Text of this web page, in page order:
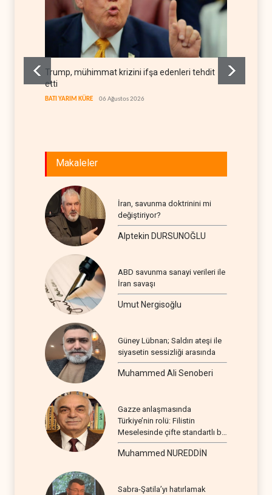
Trump, mühimmat krizini ifşa edenleri tehdit
etti
BATI YARIM KÜRE 06 Ağustos 2026
Makaleler
İran, savunma doktrinini mi
değiştiriyor?
Alptekin DURSUNOĞLU
ABD savunma sanayi verileri ile
İran savaşı
Umut Nergisoğlu
Güney Lübnan; Saldırı ateşi ile
siyasetin sessizliği arasında
Muhammed Ali Senoberi
Gazze anlaşmasında
Türkiye’nin rolü: Filistin
Meselesinde çifte standartlı bir
seyir
Muhammed NUREDDİN
Sabra-Şatila’yı hatırlamak